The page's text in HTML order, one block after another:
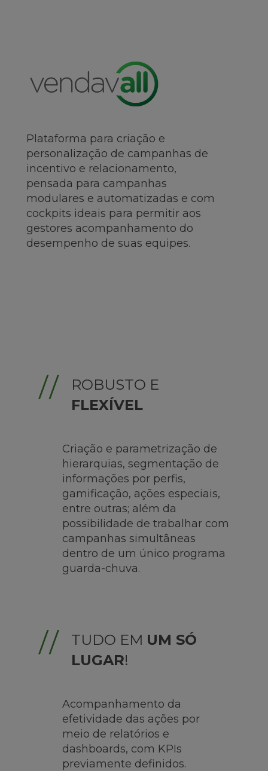
Plataforma para criação e
personalização de campanhas de
incentivo e relacionamento,
pensada para campanhas
modulares e automatizadas e com
cockpits ideais para permitir aos
gestores acompanhamento do
desempenho de suas equipes.
ROBUSTO E
FLEXÍVEL
Criação e parametrização de
hierarquias, segmentação de
informações por perfis,
gamificação, ações especiais,
entre outras; além da
possibilidade de trabalhar com
campanhas simultâneas
dentro de um único programa
guarda-chuva.
TUDO EM UM SÓ
LUGAR!
Acompanhamento da
efetividade das ações por
meio de relatórios e
dashboards, com KPIs
previamente definidos.